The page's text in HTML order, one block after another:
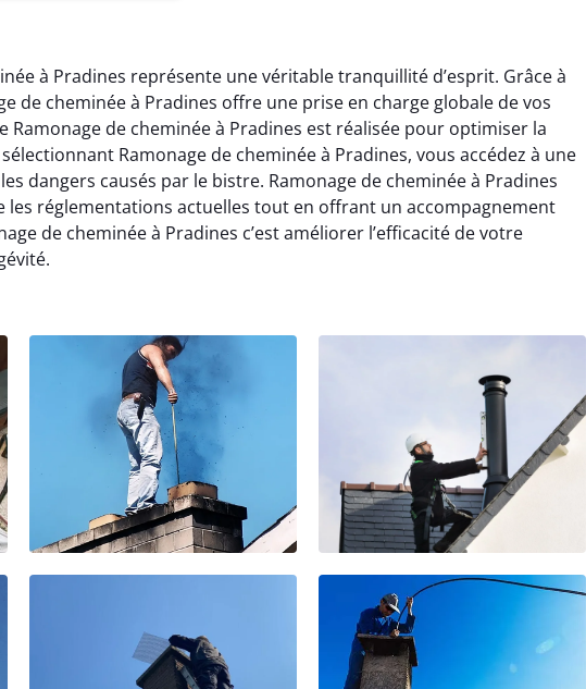
à Pradines représente une véritable tranquillité d’esprit. Grâce à
de cheminée à Pradines offre une prise en charge globale de vos
Ramonage de cheminée à Pradines est réalisée pour optimiser la
Ramonage de cheminée à Pradines, vous accédez à une
dangers causés par le bistre. Ramonage de cheminée à Pradines
les réglementations actuelles tout en offrant un accompagnement
de cheminée à Pradines c’est améliorer l’efficacité de votre